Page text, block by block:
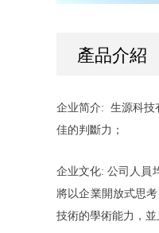
產品介紹
企业简介: 生源科技
佳的判斷力；
企业文化: 公司人員
將以企業開放式思
技術的學術能力，